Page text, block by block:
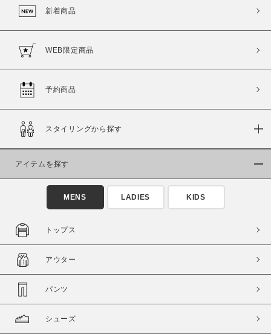
カラー
商品タイプ
通常商品
セール価格 WEB限定
在庫
在庫あり
新着商品
WEB限定商品
予約商品
スタイリングから探す
アイテムを探す
MENS LADIES KIDS
トップス
アウター
パンツ
シューズ